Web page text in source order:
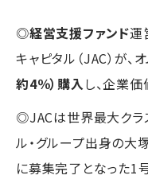
◎経営支援ファンド運
キャピタル（JAC）が、
約4％）購入し、企業
◎JACは世界最大クラ
ル・グループ出身の大
に募集完了となった1